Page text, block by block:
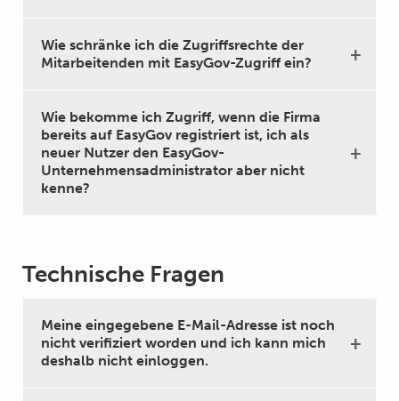
Wie schränke ich die Zugriffsrechte der
Mitarbeitenden mit EasyGov-Zugriff ein?
Wie bekomme ich Zugriff, wenn die Firma
bereits auf EasyGov registriert ist, ich als
neuer Nutzer den EasyGov-
Unternehmensadministrator aber nicht
kenne?
Technische Fragen
Meine eingegebene E-Mail-Adresse ist noch
nicht verifiziert worden und ich kann mich
deshalb nicht einloggen.